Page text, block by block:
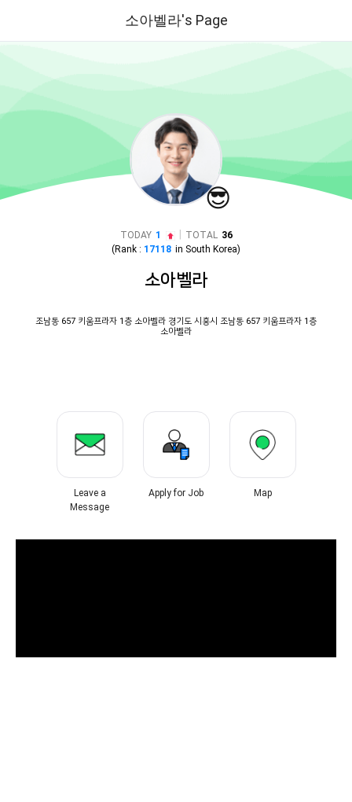
소아벨라's Page
😎
TODAY 1 TOTAL 36
(Rank : 17118 in South Korea)
소아벨라
조남동 657 키움프라자 1층 소아벨라 경기도 시흥시 조남동 657 키움프라자 1층
소아벨라
Leave a
Message
Apply for Job Map